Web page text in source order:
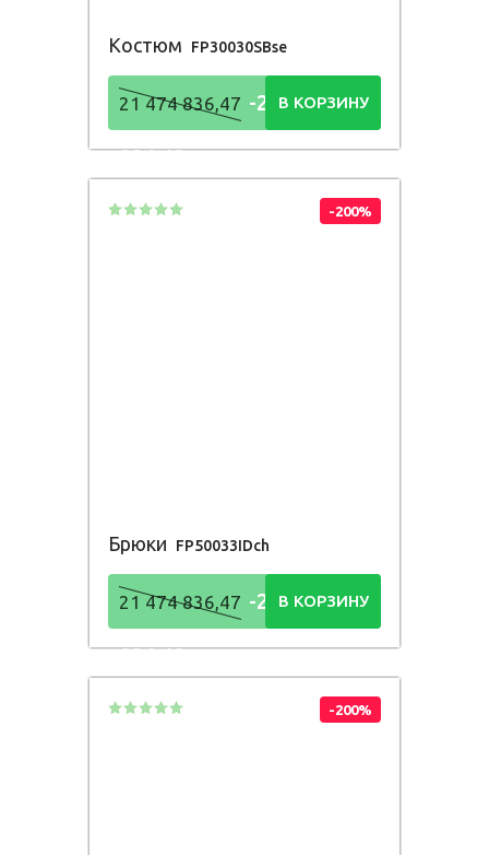
Костюм FP30030SBse
21 474 836,47 -21 474
836,48Р
В КОРЗИНУ
-200%
Брюки FP50033IDch
21 474 836,47 -21 474
836,48Р
В КОРЗИНУ
-200%